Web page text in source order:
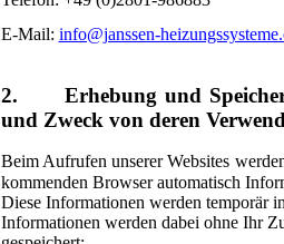
E-Mail: info@janssen-
2. Erhebung und
und Zweck von deren
Beim Aufrufen unserer Websites
kommenden Browser automatisch
Diese Informationen werden temporär
Informationen werden dabei ohne Ihr